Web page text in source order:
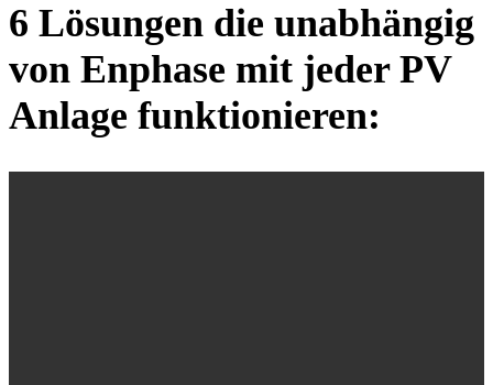
6 Lösungen die unabhängig
von Enphase mit jeder PV
Anlage funktionieren: